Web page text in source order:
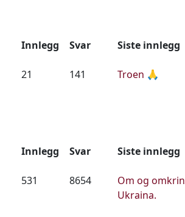
Innlegg
21
Svar
141
Siste innlegg
Troen 🙏
Innlegg
531
Svar
8654
Siste innlegg
Om og
Ukraina.